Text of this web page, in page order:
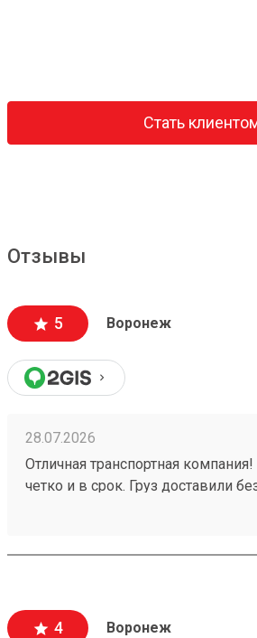
Стать
Отзывы
5 Воронеж
28.07.2026
Отличная транспортная
четко и в срок. Груз доставили
4 Воронеж